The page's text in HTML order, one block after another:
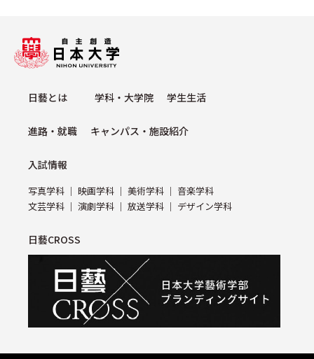
⽇藝とは 学科・⼤学院 学⽣⽣活
進路・就職 キャンパス・施設紹介
⼊試情報
写真学科 映画学科 美術学科
⾳楽学科
⽂芸学科
演劇学科 放送学科 デザイン学科
日藝CROSS